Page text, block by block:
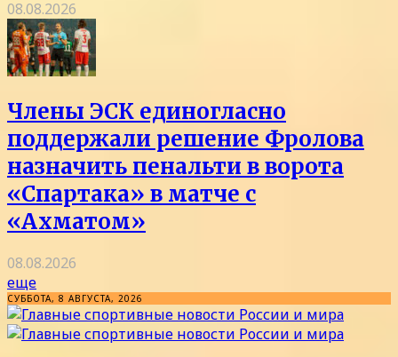
08.08.2026
Члены ЭСК единогласно
поддержали решение Фролова
назначить пенальти в ворота
«Спартака» в матче с
«Ахматом»
08.08.2026
еще
СУББОТА, 8 АВГУСТА, 2026